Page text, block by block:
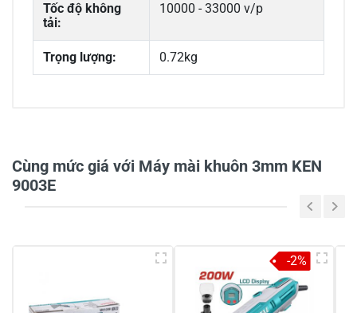
Tốc độ không
tải:
10000 - 33000 v/p
Trọng lượng: 0.72kg
-
1
-
Cùng mức giá với Máy mài khuôn 3mm KEN
9003E
-2%